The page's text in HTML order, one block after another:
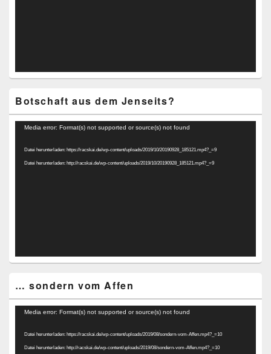
Botschaft aus dem Jenseits?
Video-
Media error: Format(s) not supported or source(s) not found
Datei herunterladen: https://racskai.de/wp-content/uploads/2019/10/20190928_185121.mp4?_=9
Datei herunterladen: http://racskai.de/wp-content/uploads/2019/10/20190928_185121.mp4?_=9
… sondern vom Affen
Video-
Media error: Format(s) not supported or source(s) not found
Datei herunterladen: https://racskai.de/wp-content/uploads/2019/08/sondern-vom-Affen.mp4?_=10
Datei herunterladen: http://racskai.de/wp-content/uploads/2019/08/sondern-vom-Affen.mp4?_=10